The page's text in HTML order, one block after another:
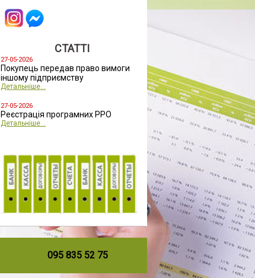
СТАТТІ
27-05-2026
Покупець передав право вимоги
іншому підприємству
Детальніше...
27-05-2026
Реєстрація програмних РРО
Детальніше...
095 835 52 75